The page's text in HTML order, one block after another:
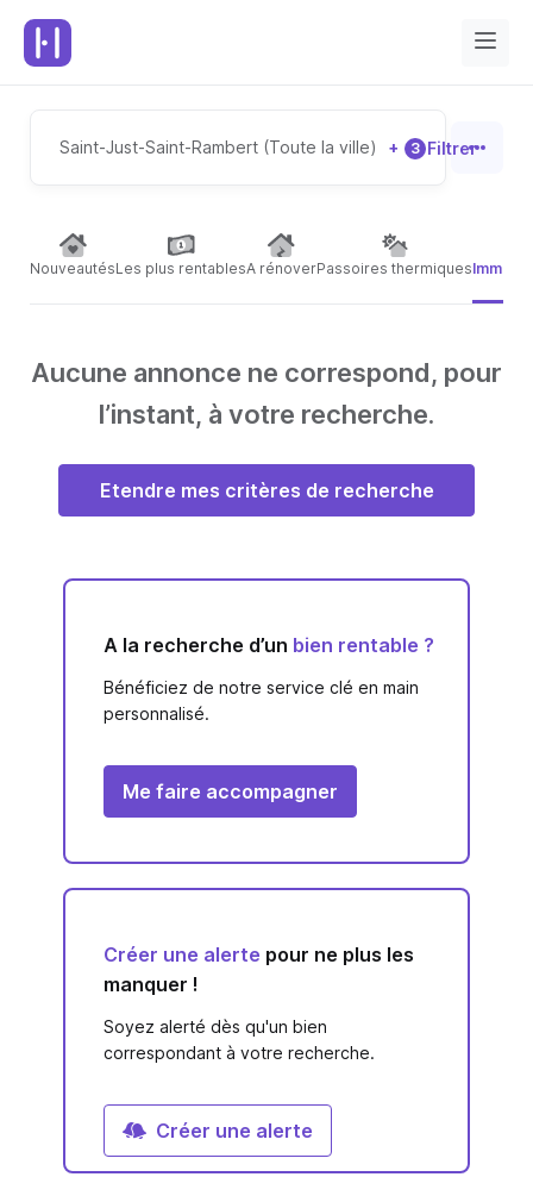
Saint-Just-Saint-Rambert (Toute la ville) + 3 Filtrer
NouveautésLes plus rentablesA rénoverPassoires thermiques
Aucune annonce ne correspond, pour
l’instant, à votre recherche.
Etendre mes critères de recherche
A la recherche d’un bien rentable ?
Bénéficiez de notre service clé en main
personnalisé.
Me faire accompagner
Créer une alerte pour ne plus les
manquer !
Soyez alerté dès qu'un bien
correspondant à votre recherche.
Créer une alerte